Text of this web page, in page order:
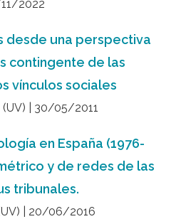
2022
desde una perspectiva
contingente de las
vínculos sociales
(UV) | 30/05/2011
en España (1976-
y de redes de las
tribunales.
| 20/06/2016